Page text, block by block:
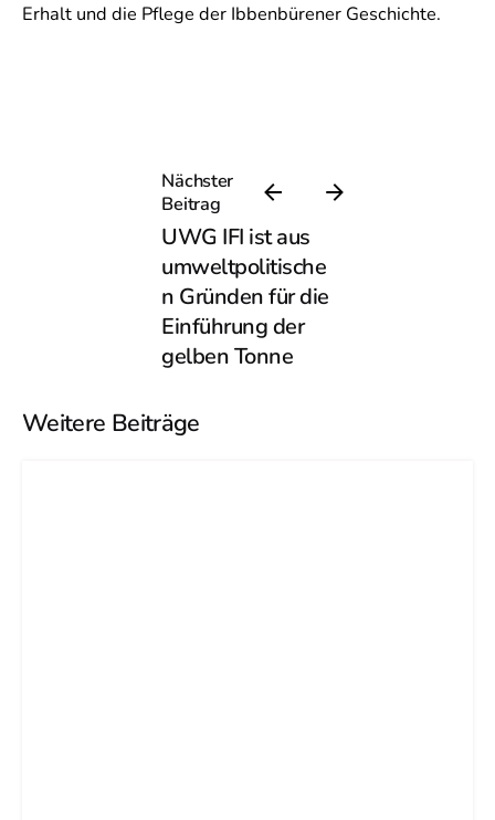
Erhalt und die Pflege der Ibbenbürener Geschichte.
Nächster
Beitrag
UWG IFI ist aus
umweltpolitische
n Gründen für die
Einführung der
gelben Tonne
Weitere Beiträge